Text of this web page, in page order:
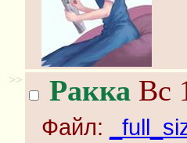
>> Ракка Вс
Файл: